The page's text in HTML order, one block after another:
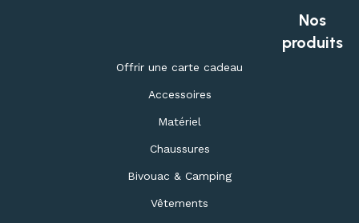
Nos
produits
Offrir une carte cadeau
Accessoires
Matériel
Chaussures
Bivouac & Camping
Vêtements